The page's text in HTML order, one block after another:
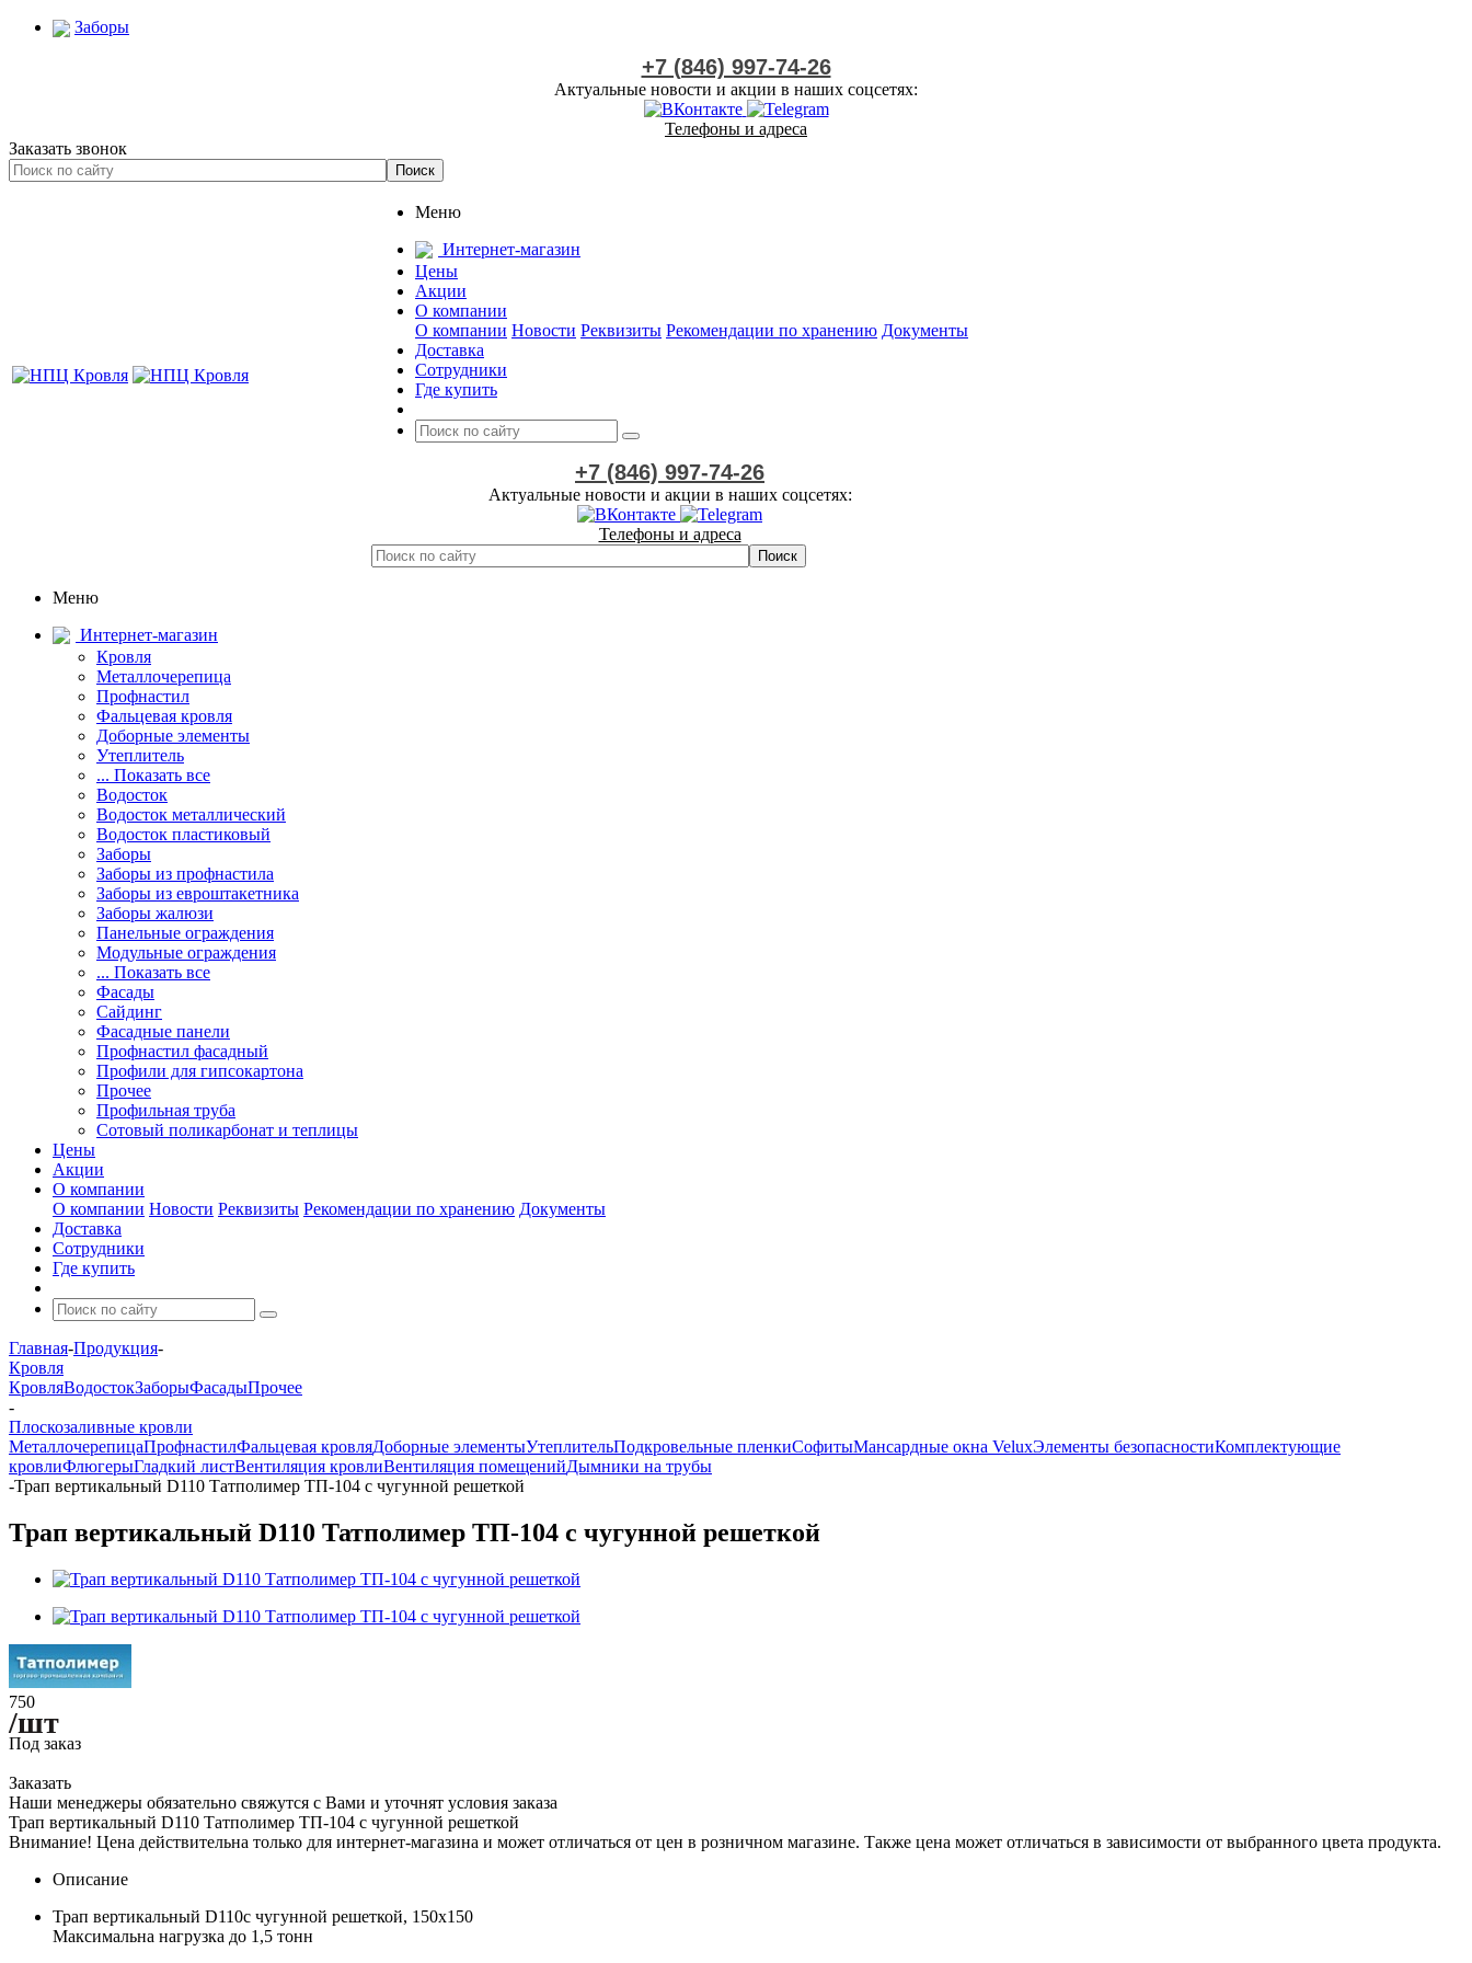
Заборы
+7 (846) 997-74-26
Актуальные новости и акции в наших соцсетях:
Телефоны и адреса
Заказать звонок
Меню
Интернет-магазин
Цены
Акции
О компании
О компании Новости Реквизиты Рекомендации по хранению Документы
Доставка
Сотрудники
Где купить
+7 (846) 997-74-26
Актуальные новости и акции в наших соцсетях:
Телефоны и адреса
Меню
Интернет-магазин
Кровля
Металлочерепица
Профнастил
Фальцевая кровля
Доборные элементы
Утеплитель
... Показать все
Водосток
Водосток металлический
Водосток пластиковый
Заборы
Заборы из профнастила
Заборы из евроштакетника
Заборы жалюзи
Панельные ограждения
Модульные ограждения
... Показать все
Фасады
Сайдинг
Фасадные панели
Профнастил фасадный
Профили для гипсокартона
Прочее
Профильная труба
Сотовый поликарбонат и теплицы
Цены
Акции
О компании
О компании Новости Реквизиты Рекомендации по хранению Документы
Доставка
Сотрудники
Где купить
Главная-Продукция-
Кровля
КровляВодостокЗаборыФасадыПрочее
-
Плоскозаливные кровли
МеталлочерепицаПрофнастилФальцевая кровляДоборные элементыУтеплительПодкровельные пленкиСофитыМансардные окна VeluxЭлементы безопасностиКомплектующие
кровлиФлюгерыГладкий листВентиляция кровлиВентиляция помещенийДымники на трубы
-Трап вертикальный D110 Татполимер ТП-104 с чугунной решеткой
Трап вертикальный D110 Татполимер ТП-104 с чугунной решеткой
750
/шт
Под заказ
Заказать
Наши менеджеры обязательно свяжутся с Вами и уточнят условия заказа
Трап вертикальный D110 Татполимер ТП-104 с чугунной решеткой
Внимание! Цена действительна только для интернет-магазина и может отличаться от цен в розничном магазине. Также цена может отличаться в зависимости от выбранного цвета продукта.
Описание
Трап вертикальный D110с чугунной решеткой, 150x150
Максимальна нагрузка до 1,5 тонн